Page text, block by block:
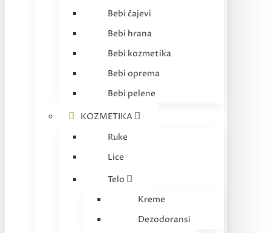
Bebi čajevi
Bebi hrana
Bebi kozmetika
Bebi oprema
Bebi pelene
KOZMETIKA
Ruke
Lice
Telo
Kreme
Dezodoransi